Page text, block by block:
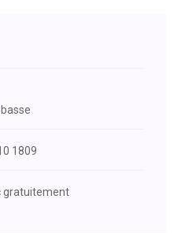
1809
gratuitement